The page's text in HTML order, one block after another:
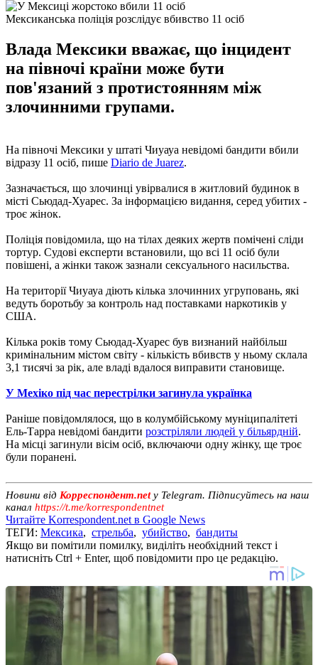
Мексиканська поліція розслідує вбивство 11 осіб
Влада Мексики вважає, що інцидент
на півночі країни може бути
пов'язаний з протистоянням між
злочинними групами.
На півночі Мексики у штаті Чиуауа невідомі бандити вбили
відразу 11 осіб, пише Diario de Juarez.
Зазначається, що злочинці увірвалися в житловий будинок в
місті Сьюдад-Хуарес. За інформацією видання, серед убитих -
троє жінок.
Поліція повідомила, що на тілах деяких жертв помічені сліди
тортур. Судові експерти встановили, що всі 11 осіб були
повішені, а жінки також зазнали сексуального насильства.
На території Чиуауа діють кілька злочинних угруповань, які
ведуть боротьбу за контроль над поставками наркотиків у
США.
Кілька років тому Сьюдад-Хуарес був визнаний найбільш
кримінальним містом світу - кількість вбивств у ньому склала
3,1 тисячі за рік, але владі вдалося виправити становище.
У Мехіко під час перестрілки загинула українка
Раніше повідомлялося, що в колумбійському муніципалітеті
Ель-Тарра невідомі бандити розстріляли людей у більярдній.
На місці загинули вісім осіб, включаючи одну жінку, ще троє
були поранені.
Новини від Корреспондент.netу Telegram. Підписуйтесь на наш
канал https://t.me/korrespondentnet
Читайте Korrespondent.net в Google News
ТЕГИ: Мексика, стрельба, убийство, бандиты
Якщо ви помітили помилку, виділіть необхідний текст і
натисніть Ctrl + Enter, щоб повідомити про це редакцію.